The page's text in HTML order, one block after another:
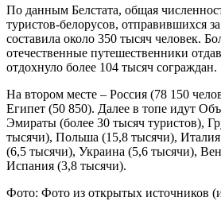
По данным Белстата, общая
туристов-белорусов, отправившихся
составила около 350 тысяч человек.
отечественные путешественники
отдохнуло более 104 тысяч сограждан.
На втором месте – Россия (78 150
Египет (50 850). Далее в топе идут
Эмираты (более 30 тысяч туристов),
тысячи), Польша (15,8 тысячи),
(6,5 тысячи), Украина (5,6 тысячи),
Испания (3,8 тысячи).
Фото: Фото из открытых источников